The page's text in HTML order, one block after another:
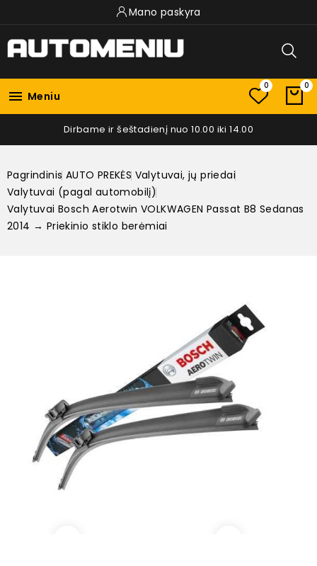
Mano paskyra
 Meniu
0 0
Dirbame ir šeštadienį nuo 10.00 iki 14.00
Pagrindinis AUTO PREKĖS Valytuvai, jų priedai
Valytuvai (pagal automobilį)
Valytuvai Bosch Aerotwin VOLKWAGEN Passat B8 Sedanas
2014 → Priekinio stiklo berėmiai